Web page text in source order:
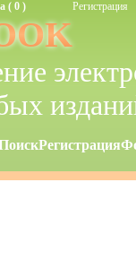
( 0 ) Регистрация
Регистрация